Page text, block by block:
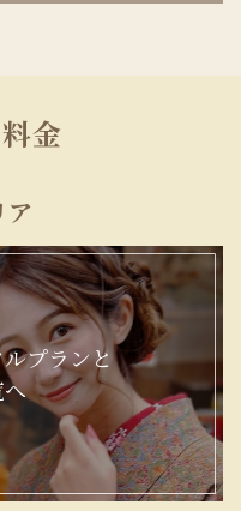
金
ア
プランと